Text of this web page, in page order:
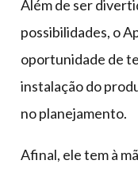
Além de ser
possibilidades, o
oportunidade de
instalação do
no planejamento.
Afinal, ele tem à